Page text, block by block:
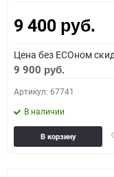
9 400 руб.
Цена без ECOном
9 900 руб.
Артикул: 67741
В наличии
В корзину